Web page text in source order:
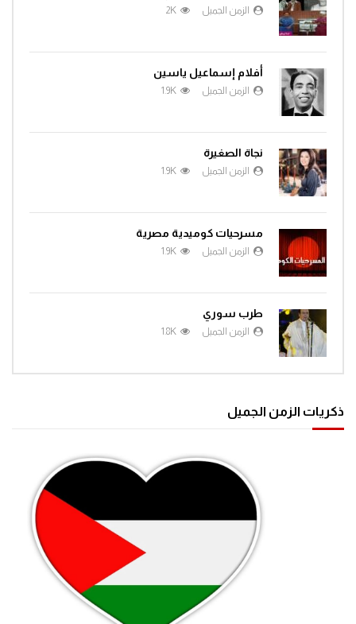
الزمن الجميل 2K
أفلام إسماعيل ياسين
الزمن الجميل 1.9K
نجاة الصغيرة
الزمن الجميل 1.9K
مسرحيات كوميدية مصرية
الزمن الجميل 1.9K
طرب سوري
الزمن الجميل 1.8K
ذكريات الزمن الجميل